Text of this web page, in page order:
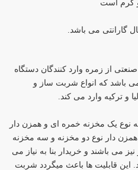
گارانتی می باشد.
از زمره وارد کنندگان دستگاه
که انواع شربت ساز و
و ترکیه وارد می کند.
یک مخزنه خمره ای و همزن دار
دار نوع دو مخزنه و سه مخزنه
می باشند و خریدار بنا به نیاز می
این قابلیت ها باعث میگردد شربت